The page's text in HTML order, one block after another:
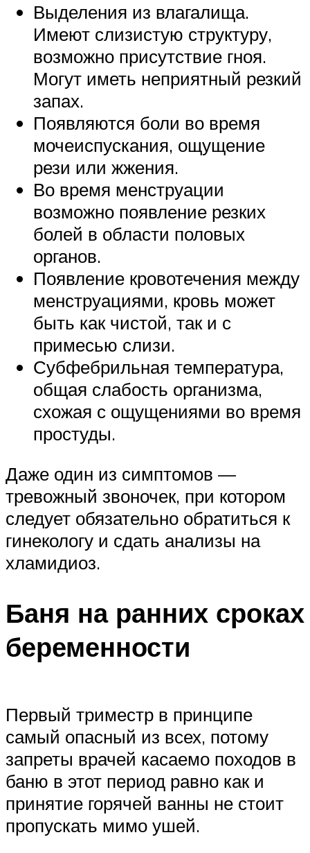
Выделения из влагалища.
Имеют слизистую структуру,
возможно присутствие гноя.
Могут иметь неприятный резкий
запах.
Появляются боли во время
мочеиспускания, ощущение
рези или жжения.
Во время менструации
возможно появление резких
болей в области половых
органов.
Появление кровотечения между
менструациями, кровь может
быть как чистой, так и с
примесью слизи.
Субфебрильная температура,
общая слабость организма,
схожая с ощущениями во время
простуды.
Даже один из симптомов —
тревожный звоночек, при котором
следует обязательно обратиться к
гинекологу и сдать анализы на
хламидиоз.
Баня на ранних сроках
беременности
Первый триместр в принципе
самый опасный из всех, потому
запреты врачей касаемо походов в
баню в этот период равно как и
принятие горячей ванны не стоит
пропускать мимо ушей.